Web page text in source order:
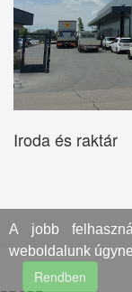
Iroda és raktár
A jobb
weboldalunk
Rendben